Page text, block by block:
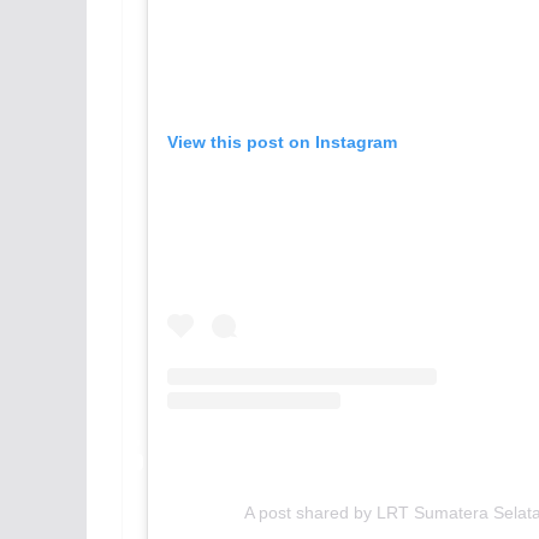
View this post on Instagram
A post shared by LRT Sumatera